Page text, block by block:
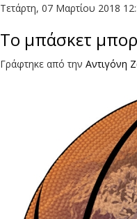
Τετάρτη, 07 Μαρτίου 2018
To μπάσκετ
Γράφτηκε από την Aντιγόνη